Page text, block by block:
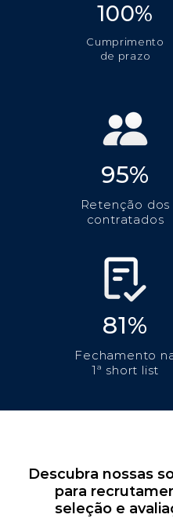
100%
Cumprimento
de prazo
95%
Retenção dos
contratados
81%
Fechamento
1ª short list
Descubra nossas
para
seleção e